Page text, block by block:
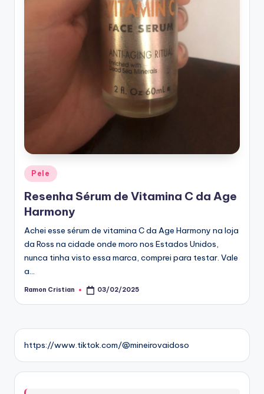
Posted
in
Pele
Resenha Sérum de Vitamina C da Age
Harmony
Achei esse sérum de vitamina C da Age Harmony na loja
da Ross na cidade onde moro nos Estados Unidos,
nunca tinha visto essa marca, comprei para testar. Vale
a…
Posted
Ramon Cristian 03/02/2025
https://www.tiktok.com/@mineirovaidoso